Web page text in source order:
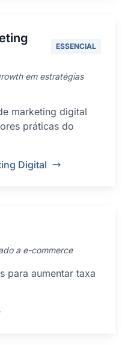
ESSENCIAL
em estratégias
marketing digital
práticas do
Digital
a e-commerce
para aumentar taxa